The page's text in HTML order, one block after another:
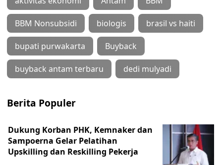
BBM Nonsubsidi biologis brasil vs haiti
bupati purwakarta Buyback
buyback antam terbaru dedi mulyadi
Berita Populer
Dukung Korban PHK, Kemnaker dan
Sampoerna Gelar Pelatihan
Upskilling dan Reskilling Pekerja